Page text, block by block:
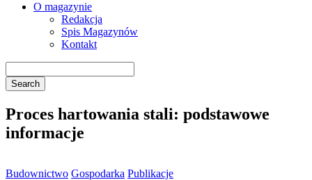
O magazynie
Redakcja
Spis Magazynów
Kontakt
Proces hartowania stali: podstawowe
informacje
Budownictwo Gospodarka Publikacje